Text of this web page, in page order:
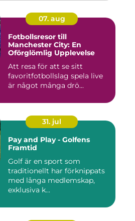
07. aug
Fotbollsresor till
Manchester City: En
Oförglömlig Upplevelse
Att resa för att se sitt
favoritfotbollslag spela live
är något många drö...
31. jul
Pay and Play - Golfens
Framtid
Golf är en sport som
traditionellt har förknippats
med långa medlemskap,
exklusiva k...